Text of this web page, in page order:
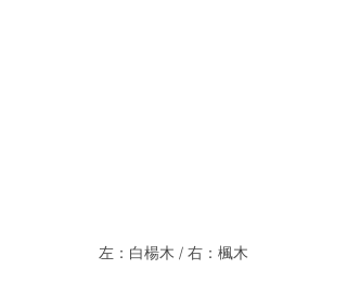
左：白楊木 / 右：楓木